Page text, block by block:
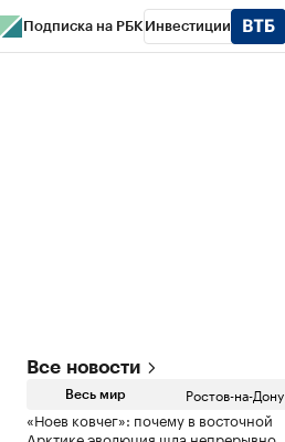
Подписка на РБК Инвестиции
Все новости
Весь мир Ростов-на-Дону
«Ноев ковчег»: почему в восточной
Арктике эволюция шла непрерывно